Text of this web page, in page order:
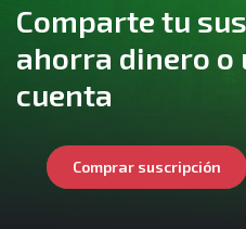
Comparte tu
ahorra dinero o
cuenta
Comprar suscripción